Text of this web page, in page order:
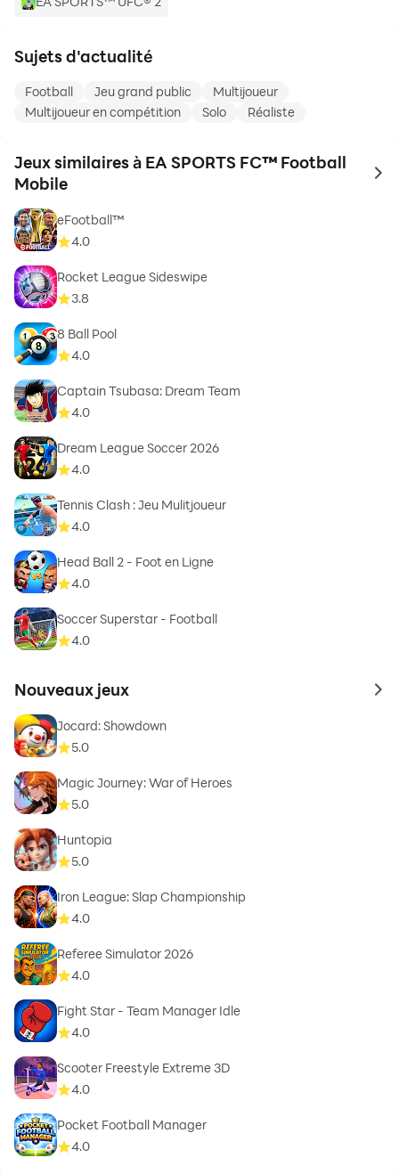
personnelles et aux cookies : privacy.ea.com/fr
ou demande d'assistance.
EA se réserve le droit d'interrompre les fonctionnalités
en ligne après un préavis de 30 jours publié sur
Sujets d'actualité
Football Jeu grand public
Multijoueur
Multijoueur en compétition
Solo Réaliste
Jeux similaires à EA SPORTS FC™ Football
Mobile
to
eFootball™
4.0
Rocket League Sideswipe
3.8
8 Ball Pool
4.0
Captain Tsubasa: Dream Team
4.0
Dream League Soccer 2026
4.0
Tennis Clash : Jeu Mulitjoueur
4.0
Head Ball 2 - Foot en Ligne
4.0
Soccer Superstar - Football
4.0
Nouveaux jeux to
Jocard: Showdown
5.0
Magic Journey: War of Heroes
5.0
Huntopia
5.0
Iron League: Slap Championship
4.0
Referee Simulator 2026
4.0
Fight Star - Team Manager Idle
4.0
Scooter Freestyle Extreme 3D
4.0
Pocket Football Manager
4.0